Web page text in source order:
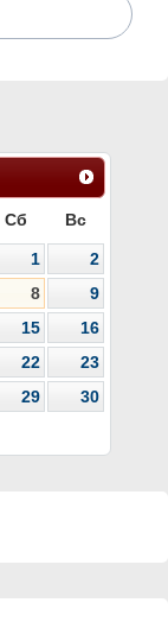
Сб Вс
1
2
8
9
15
16
22
23
29
30